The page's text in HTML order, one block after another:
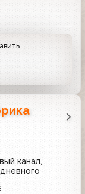
канал,